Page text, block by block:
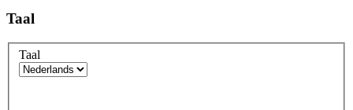
Taal
Taal